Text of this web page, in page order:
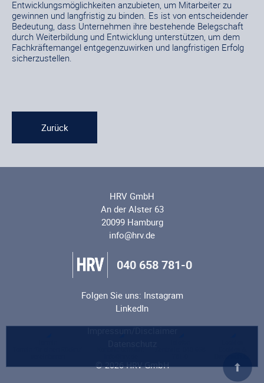
Entwicklungsmöglichkeiten anzubieten, um Mitarbeiter zu
gewinnen und langfristig zu binden. Es ist von entscheidender
Bedeutung, dass Unternehmen ihre bestehende Belegschaft
durch Weiterbildung und Entwicklung unterstützen, um dem
Fachkräftemangel entgegenzuwirken und langfristigen Erfolg
sicherzustellen.
Zurück
HRV GmbH
An der Alster 63
20099 Hamburg
info@hrv.de
040 658 781-0
Folgen Sie uns: Instagram
LinkedIn
© 2026 HRV GmbH